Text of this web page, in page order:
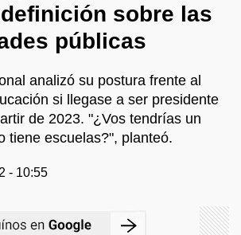
sobre las
públicas
analizó su postura frente al
si llegase a ser presidente
de 2023. "¿Vos tendrías un
tiene escuelas?", planteó.
- 10:55